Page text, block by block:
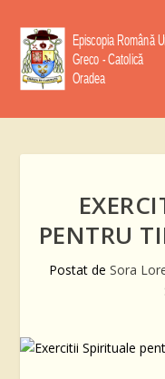
PENTRU
Postat de Sora